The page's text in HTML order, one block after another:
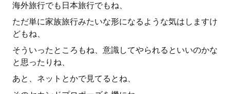
海外旅行でも日本旅行でもね、
ただ単に家族旅行みたいな形になるような気はしますけ
どもね、
そういったところもね、意識してやられるといいのかな
と思ったりね、
あと、ネットとかで見てるとね、